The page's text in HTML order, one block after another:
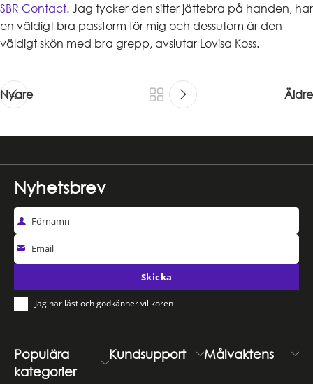
SBR Contact. Jag tycker den sitter jättebra på handen, har
en väldigt bra passform för mig och dessutom är den
väldigt skön med bra grepp, avslutar Lovisa Koss.
Nyare Äldre
Populära
kategorier
Kundsupport Målvaktens
Nyhetsbrev
Förnamn
Email
Skicka
Jag har läst och godkänner villkoren